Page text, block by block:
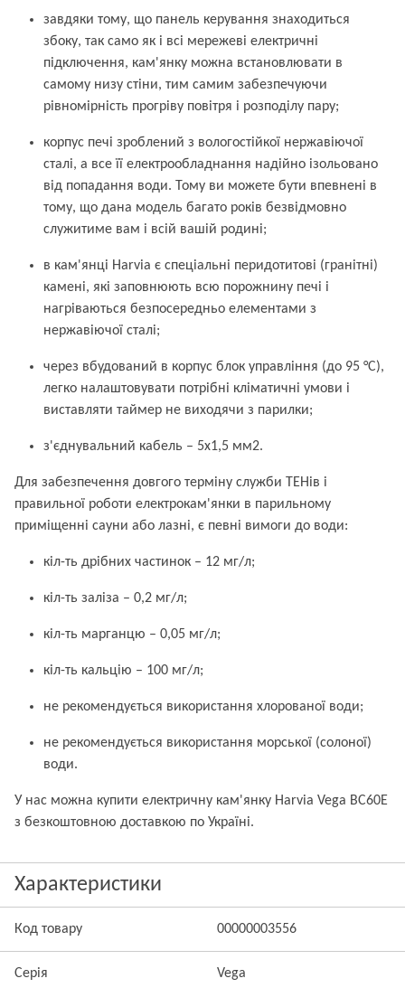
завдяки тому, що панель керування знаходиться
збоку, так само як і всі мережеві електричні
підключення, кам'янку можна встановлювати в
самому низу стіни, тим самим забезпечуючи
рівномірність прогріву повітря і розподілу пару;
корпус печі зроблений з вологостійкої нержавіючої
сталі, а все її електрообладнання надійно ізольовано
від попадання води. Тому ви можете бути впевнені в
тому, що дана модель багато років безвідмовно
служитиме вам і всій вашій родині;
в кам'янці Harvia є спеціальні перидотитові (гранітні)
камені, які заповнюють всю порожнину печі і
нагріваються безпосередньо елементами з
нержавіючої сталі;
через вбудований в корпус блок управління (до 95 °С),
легко налаштовувати потрібні кліматичні умови і
виставляти таймер не виходячи з парилки;
з'єднувальний кабель – 5x1,5 мм2.
Для забезпечення довгого терміну служби ТЕНів і
правильної роботи електрокам'янки в парильному
приміщенні сауни або лазні, є певні вимоги до води:
кіл-ть дрібних частинок – 12 мг/л;
кіл-ть заліза – 0,2 мг/л;
кіл-ть марганцю – 0,05 мг/л;
кіл-ть кальцію – 100 мг/л;
не рекомендується використання хлорованої води;
не рекомендується використання морської (солоної)
води.
У нас можна купити електричну кам'янку Harvia Vega BC60E
з безкоштовною доставкою по Україні.
Характеристики
Код товару 00000003556
Серія Vega